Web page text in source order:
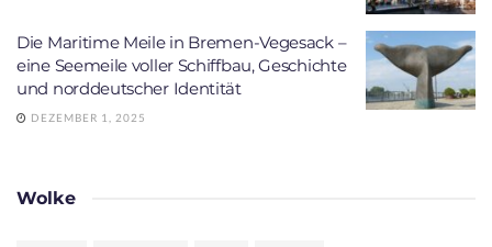
Die Maritime Meile in Bremen-Vegesack –
eine Seemeile voller Schiffbau, Geschichte
und norddeutscher Identität
DEZEMBER 1, 2025
Wolke